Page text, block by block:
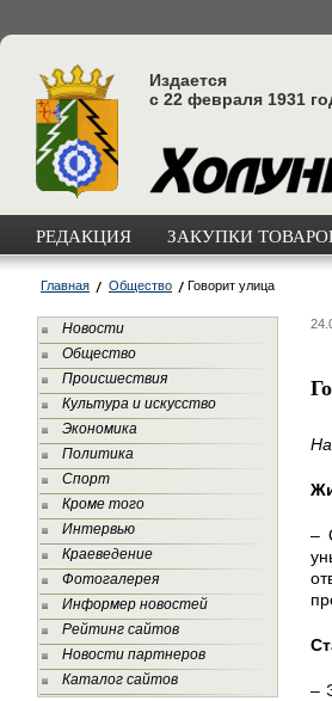
Издается
с 22 февраля 1931
РЕДАКЦИЯ ЗАКУПКИ
Главная Общество Говорит улица
Новости
Общество
Происшествия
Культура и искусство
Экономика
Политика
Спорт
Кроме того
Интервью
Краеведение
Фотогалерея
Информер новостей
Рейтинг сайтов
Новости партнеров
Каталог сайтов
–
–